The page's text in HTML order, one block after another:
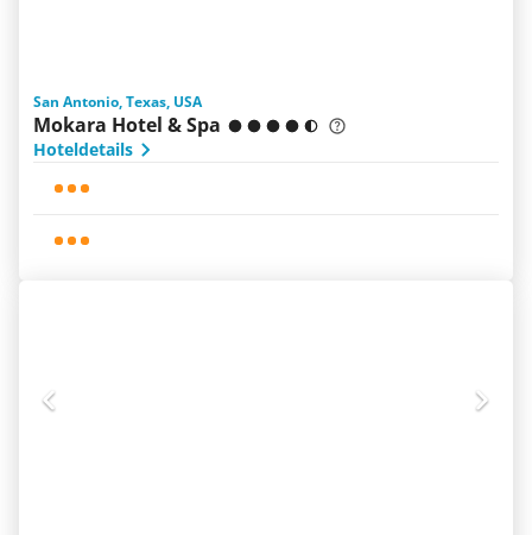
San Antonio, Texas, USA
Mokara Hotel & Spa
Hoteldetails